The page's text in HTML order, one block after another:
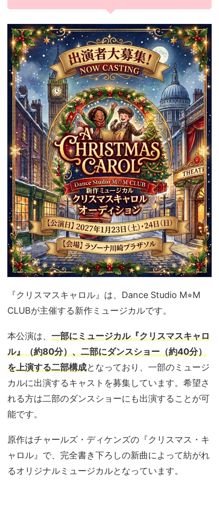
『クリスマスキャロル』は、Dance Studio M⭐︎M
CLUBが主催する新作ミュージカルです。
本公演は、 一部にミュージカル『クリスマスキャロ
ル』（約80分）、二部にダンスショー（約40分）
を上演する二部構成となっており、一部のミュージ
カルに出演するキャストを募集しています。希望さ
れる方は二部のダンスショーにも出演することが可
能です。
原作はチャールズ・ディケンズの『クリスマス・キ
ャロル』で、完全書き下ろしの新曲によって紡がれ
るオリジナルミュージカルとなっています。